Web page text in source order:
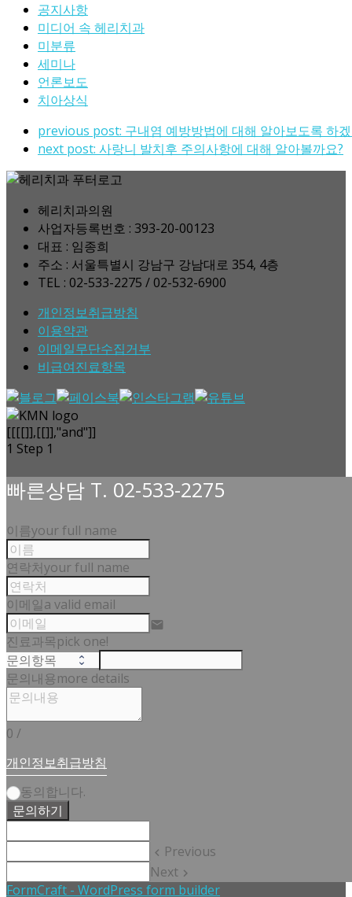
공지사항
미디어 속 헤리치과
미분류
세미나
언론보도
치아상식
previous post: 구내염 예방방법에 대해 알아보도록 하
next post: 사랑니 발치후 주의사항에 대해 알아볼까요?
헤리치과의원
사업자등록번호 : 393-20-00123
대표 : 임종희
주소 : 서울특별시 강남구 강남대로 354, 4층
TEL : 02-533-2275 / 02-532-6900
개인정보취급방침
이용약관
이메일무단수집거부
비급여진료항목
[[[[]],[[]],"and"]]
1 Step 1
빠른상담 T. 02-533-2275
이름your full name
연락처your full name
이메일a valid email
email
진료과목pick one!
문의내용more details
0 /
개인정보취급방침
동의합니다.
문의하기
keyboard_arrow_left Previous
Next keyboard_arrow_right
FormCraft - WordPress form builder